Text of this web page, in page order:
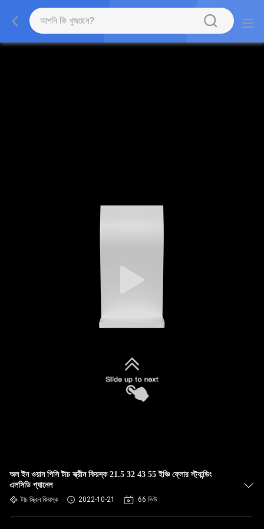
অল ইন ওয়ান পিসি টাচ স্ক্রীন কিয়স্ক 21.5 32 43 55 ইঞ্চি ফ্লোর স্ট্যান্ডিং
এলসিডি প্যানেল
টাচ স্ক্রিন কিয়স্ক 2022-10-21 66 ভিউ